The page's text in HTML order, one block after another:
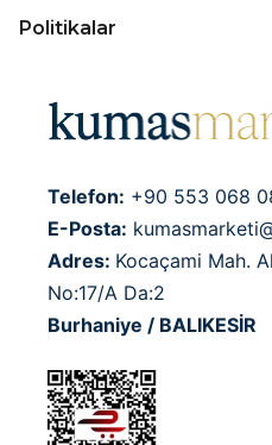
Politikalar
Telefon: +90 553 068
E-Posta:
Adres: Kocaçami Mah.
No:17/A Da:2
Burhaniye / BALIKESİR